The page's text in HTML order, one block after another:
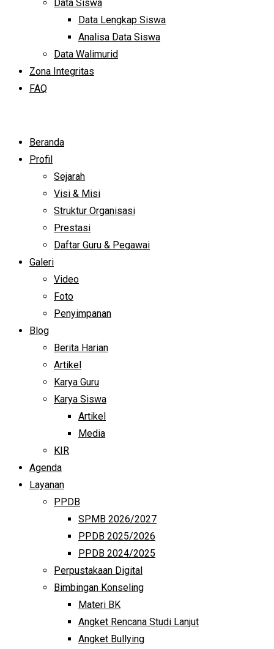
Data Siswa
Data Lengkap Siswa
Analisa Data Siswa
Data Walimurid
Zona Integritas
FAQ
Beranda
Profil
Sejarah
Visi & Misi
Struktur Organisasi
Prestasi
Daftar Guru & Pegawai
Galeri
Video
Foto
Penyimpanan
Blog
Berita Harian
Artikel
Karya Guru
Karya Siswa
Artikel
Media
KIR
Agenda
Layanan
PPDB
SPMB 2026/2027
PPDB 2025/2026
PPDB 2024/2025
Perpustakaan Digital
Bimbingan Konseling
Materi BK
Angket Rencana Studi Lanjut
Angket Bullying